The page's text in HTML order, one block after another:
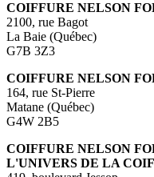
COIFFURE NELSON
2100, rue Bagot
La Baie (Québec)
G7B 3Z3
COIFFURE NELSON
164, rue St-Pierre
Matane (Québec)
G4W 2B5
COIFFURE NELSON
L'UNIVERS DE LA